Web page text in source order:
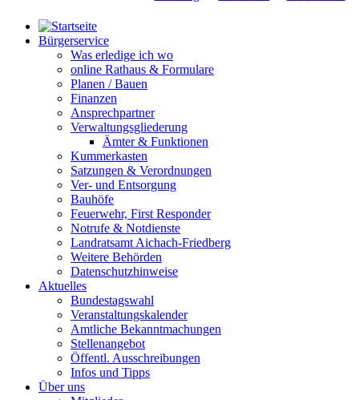
Bürgerservice
Was erledige ich wo
online Rathaus & Formulare
Planen / Bauen
Finanzen
Ansprechpartner
Verwaltungsgliederung
Ämter & Funktionen
Kummerkasten
Satzungen & Verordnungen
Ver- und Entsorgung
Bauhöfe
Feuerwehr, First Responder
Notrufe & Notdienste
Landratsamt Aichach-Friedberg
Weitere Behörden
Datenschutzhinweise
Aktuelles
Bundestagswahl
Veranstaltungskalender
Amtliche Bekanntmachungen
Stellenangebot
Öffentl. Ausschreibungen
Infos und Tipps
Über uns